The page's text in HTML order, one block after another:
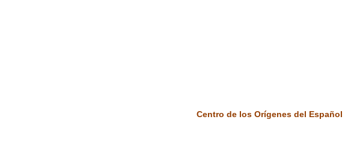
Centro de los Orígenes del Español